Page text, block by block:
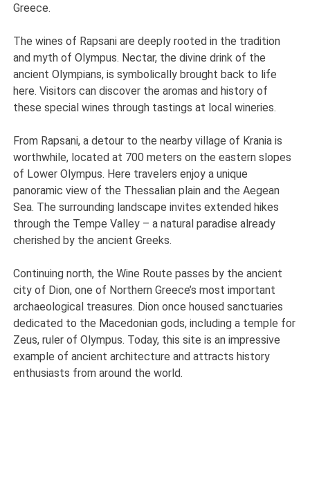
Greece.
The wines of Rapsani are deeply rooted in the tradition
and myth of Olympus. Nectar, the divine drink of the
ancient Olympians, is symbolically brought back to life
here. Visitors can discover the aromas and history of
these special wines through tastings at local wineries.
From Rapsani, a detour to the nearby village of Krania is
worthwhile, located at 700 meters on the eastern slopes
of Lower Olympus. Here travelers enjoy a unique
panoramic view of the Thessalian plain and the Aegean
Sea. The surrounding landscape invites extended hikes
through the Tempe Valley – a natural paradise already
cherished by the ancient Greeks.
Continuing north, the Wine Route passes by the ancient
city of Dion, one of Northern Greece’s most important
archaeological treasures. Dion once housed sanctuaries
dedicated to the Macedonian gods, including a temple for
Zeus, ruler of Olympus. Today, this site is an impressive
example of ancient architecture and attracts history
enthusiasts from around the world.